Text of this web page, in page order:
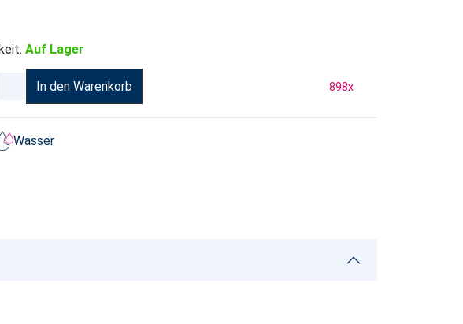
Auf Lager
In den Warenkorb 898x
Wasser